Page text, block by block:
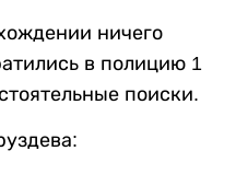
ничего
в полицию 1
поиски.